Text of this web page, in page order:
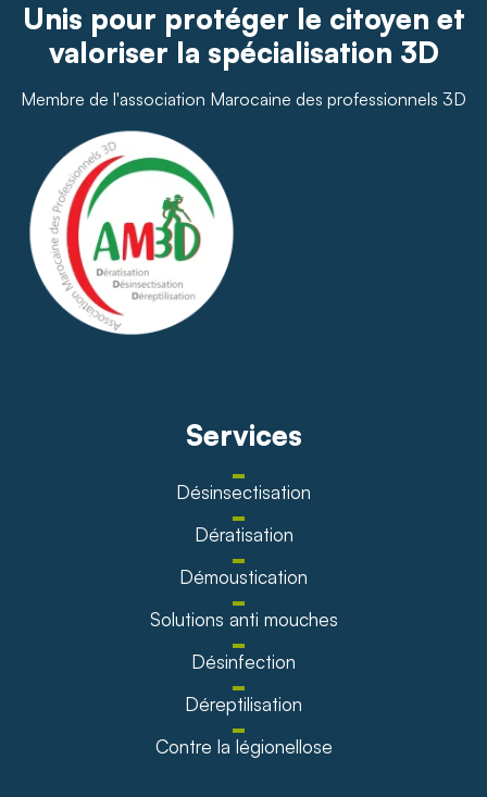
Unis pour protéger le citoyen et
valoriser la spécialisation 3D
Membre de l'association Marocaine des professionnels 3D
Services
Désinsectisation
Dératisation
Démoustication
Solutions anti mouches
Désinfection
Déreptilisation
Contre la légionellose